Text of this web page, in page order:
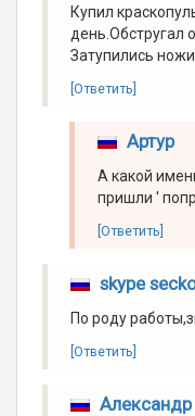
Купил
день.Обстругал
Затупились
[Ответить]
Артур
А какой
пришли '
[Ответить]
skype
По роду
[Ответить]
Александр